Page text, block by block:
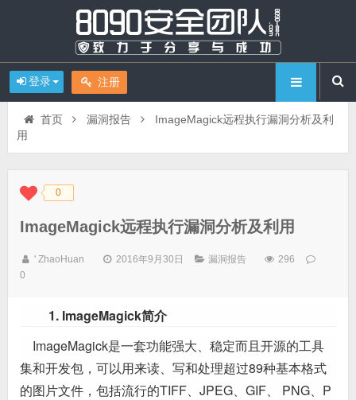
登录 注册
首页 漏洞报告
ImageMagick远程执行漏洞分析及利
用
◆◆ 0
ImageMagick远程执行漏洞分析及利用
' ZhaoHuan 2016年9月30日 漏洞报告
296
0
1. ImageMagick简介
ImageMagick是一套功能强大、稳定而且开源的工具
集和开发包，可以用来读、写和处理超过89种基本格式
的图片文件，包括流行的TIFF、JPEG、GIF、 PNG、P